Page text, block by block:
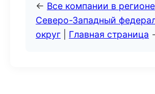
← Все компании в регионе
Северо-Западный
округ
Главная страница